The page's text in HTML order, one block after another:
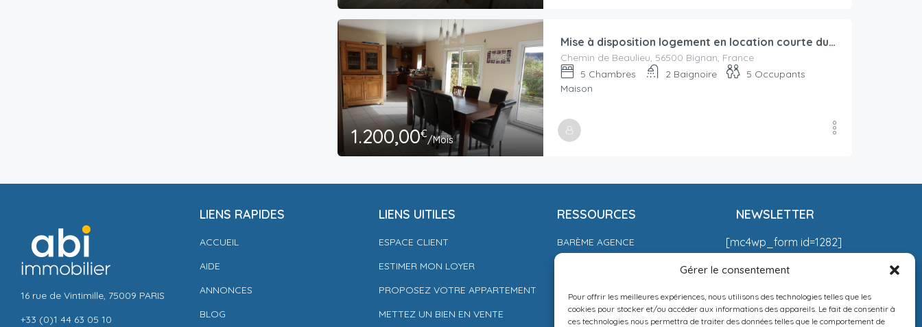
Gérer le consentement
Pour offrir les meilleures expériences, nous utilisons des technologies telles que les
cookies pour stocker et/ou accéder aux informations des appareils. Le fait de consentir à
ces technologies nous permettra de traiter des données telles que le comportement de
1.200,00€/Mois
Mise à disposition logement en location courte durée secteur Locminé à partir de septembre-octobre 2025 : bail civil ou bail mobilité
Chemin de Beaulieu, 56500 Bignan, France
5 Chambres 2 Baignoire 5 Occupants
Maison
16 rue de Vintimille, 75009 PARIS
+33 (0)1 44 63 05 10
LIENS RAPIDES
ACCUEIL
AIDE
ANNONCES
BLOG
LIENS UITILES
ESPACE CLIENT
ESTIMER MON LOYER
PROPOSEZ VOTRE APPARTEMENT
METTEZ UN BIEN EN VENTE
RESSOURCES
BARÈME AGENCE
MENTIONS LÉGALES
NEWSLETTER
[mc4wp_form id=1282]